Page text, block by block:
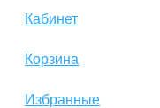
Кабинет
Корзина
Избранные